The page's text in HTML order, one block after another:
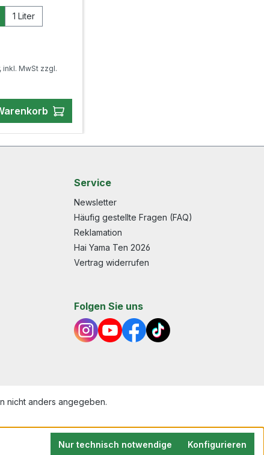
1 Liter
inkl. MwSt zzgl.
Service
Newsletter
Häufig gestellte Fragen (FAQ)
Reklamation
Hai Yama Ten 2026
Vertrag widerrufen
Folgen Sie uns
nicht anders angegeben.
Nur technisch notwendige Konfigurieren